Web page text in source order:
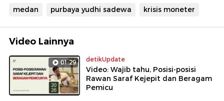
sistem perbankan.
medan
purbaya yudhi sadewa krisis moneter
Video Lainnya
01:29 detikUpdate
Video: Wajib tahu, Posisi-posisi
Rawan Saraf Kejepit dan Beragam
Pemicu